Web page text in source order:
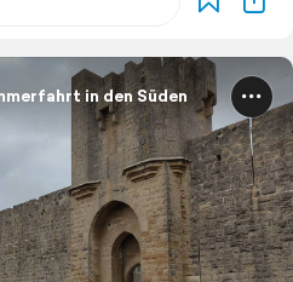
in den Süden